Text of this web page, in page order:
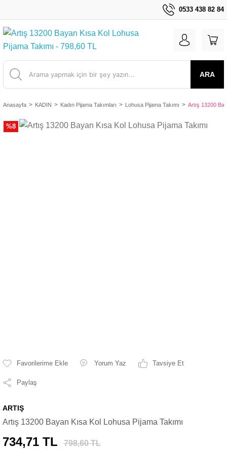
0533 438 82 84
ARA
Anasayfa KADIN Kadın Pijama Takımları Lohusa Pijama Takımı Artış 13200
%8
Yorum Yaz Tavsiye Et
Paylaş
ARTIŞ
Artış 13200 Bayan Kısa Kol Lohusa Pijama Takımı
734,71 TL 798,60 TL